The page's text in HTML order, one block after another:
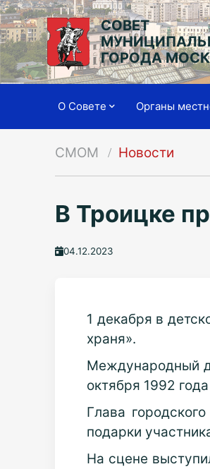
СОВЕТ
ГОРОДА
О Совете Органы
СМОМ Новости
В Троицке
04.12.2023
1 декабря в
храня».
Международный
октября 1992
Глава
подарки
На сцене